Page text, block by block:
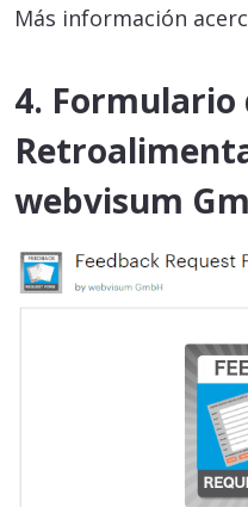
Más información
4. Formulario
webvisum